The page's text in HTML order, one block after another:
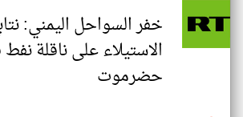
خفر السواحل اليمني:
الاستيلاء على ناقلة
حضرموت